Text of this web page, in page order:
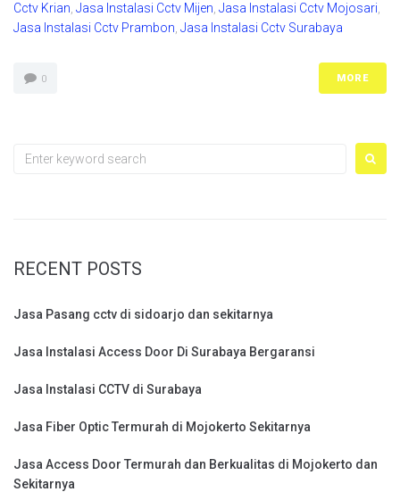
Cctv Krian Jasa Instalasi Cctv Mijen Jasa Instalasi Cctv Mojosari
Jasa Instalasi Cctv Prambon Jasa Instalasi Cctv Surabaya
0 MORE
Search
RECENT POSTS
Jasa Pasang cctv di sidoarjo dan sekitarnya
Jasa Instalasi Access Door Di Surabaya Bergaransi
Jasa Instalasi CCTV di Surabaya
Jasa Fiber Optic Termurah di Mojokerto Sekitarnya
Jasa Access Door Termurah dan Berkualitas di Mojokerto dan
Sekitarnya